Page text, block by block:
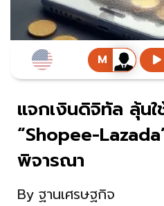
แจกเงินดิจิทัล ลุ้นใ
“Shopee-
พิจารณา
By ฐานเศรษฐกิจ